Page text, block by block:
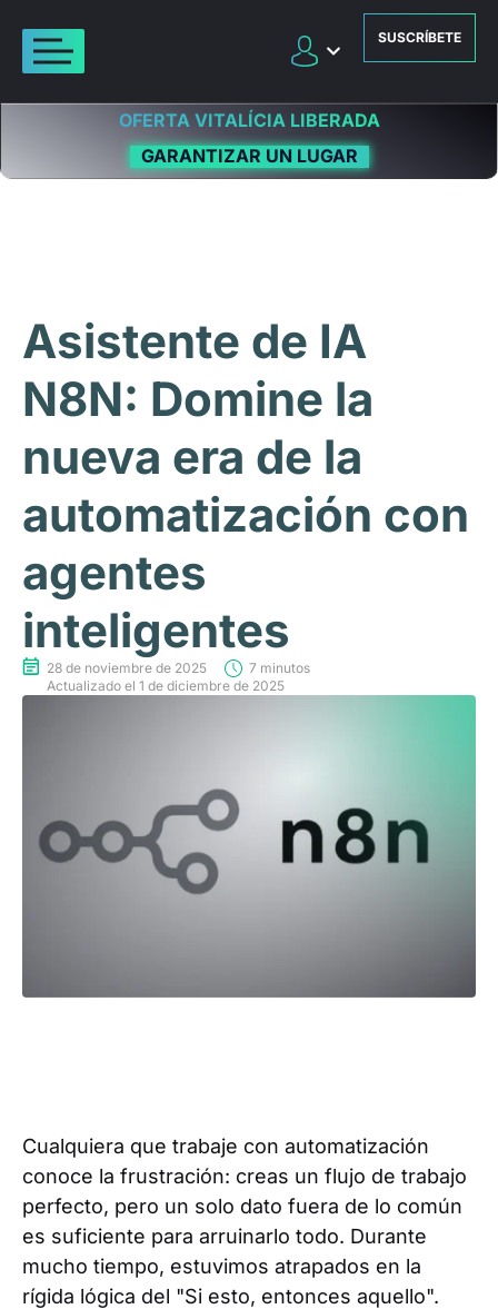
SUSCRÍBETE
OFERTA VITALÍCIA LIBERADA
GARANTIZAR UN LUGAR
Asistente de IA
N8N: Domine la
nueva era de la
automatización con
agentes
inteligentes
28 de noviembre de 2025
7 minutos
Actualizado el 1 de diciembre de 2025
Cualquiera que trabaje con automatización
conoce la frustración: creas un flujo de trabajo
perfecto, pero un solo dato fuera de lo común
es suficiente para arruinarlo todo. Durante
mucho tiempo, estuvimos atrapados en la
rígida lógica del "Si esto, entonces aquello".